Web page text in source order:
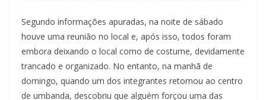
Segundo informações apuradas, na noite de sábado
houve uma reunião no local e, após isso, todos foram
embora deixando o local como de costume, devidamente
trancado e organizado. No entanto, na manhã de
domingo, quando um dos integrantes retornou ao centro
de umbanda, descobriu que alguém forçou uma das